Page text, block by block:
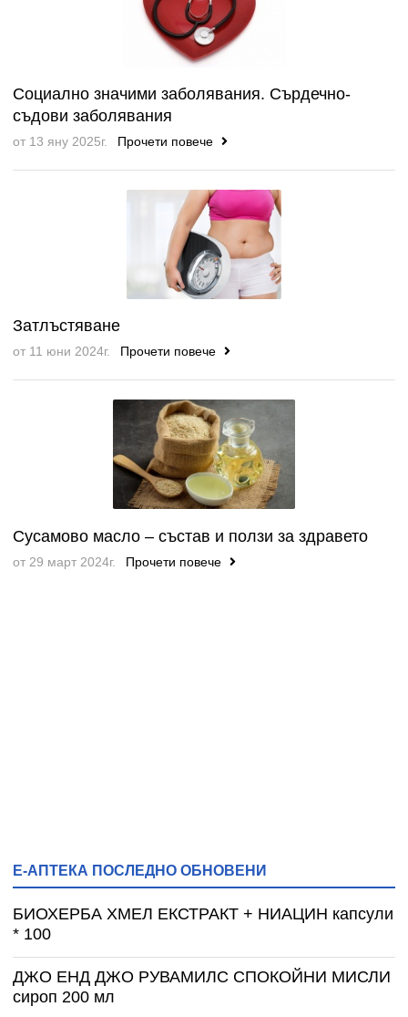
Социално значими заболявания. Сърдечно-
съдови заболявания
от 13 яну 2025г. Прочети повече
Затлъстяване
от 11 юни 2024г. Прочети повече
Сусамово масло – състав и ползи за здравето
от 29 март 2024г. Прочети повече
Е-АПТЕКА ПОСЛЕДНО ОБНОВЕНИ
БИОХЕРБА ХМЕЛ ЕКСТРАКТ + НИАЦИН капсули
* 100
ДЖО ЕНД ДЖО РУВАМИЛС СПОКОЙНИ МИСЛИ
сироп 200 мл